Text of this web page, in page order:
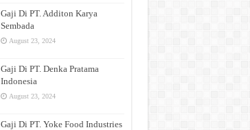
Gaji Di PT. Additon Karya
Sembada
August 23, 2024
Gaji Di PT. Denka Pratama
Indonesia
August 23, 2024
Gaji Di PT. Yoke Food Industries